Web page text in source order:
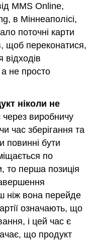
MMS Online,
в Міннеаполісі,
поточні карти
щоб переконатися,
відходів
не просто
ніколи не
через виробничу
час зберігання та
повинні бути
по
то перша позиція
ніж вона перейде
означають, що
і цей час є
що продукт